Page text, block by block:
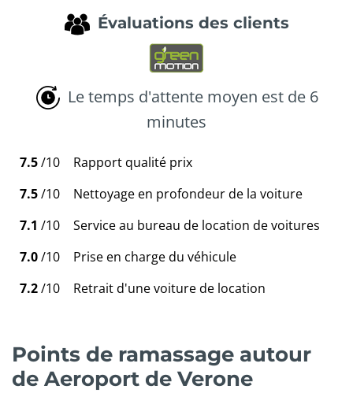
Évaluations des clients
Le temps d'attente moyen est de 6
minutes
7.5/10
Rapport qualité prix
7.5/10
Nettoyage en profondeur de la voiture
7.1 /10
Service au bureau de location de voitures
7.0/10
Prise en charge du véhicule
7.2/10 Retrait d'une voiture de location
Points de ramassage autour
de Aeroport de Verone